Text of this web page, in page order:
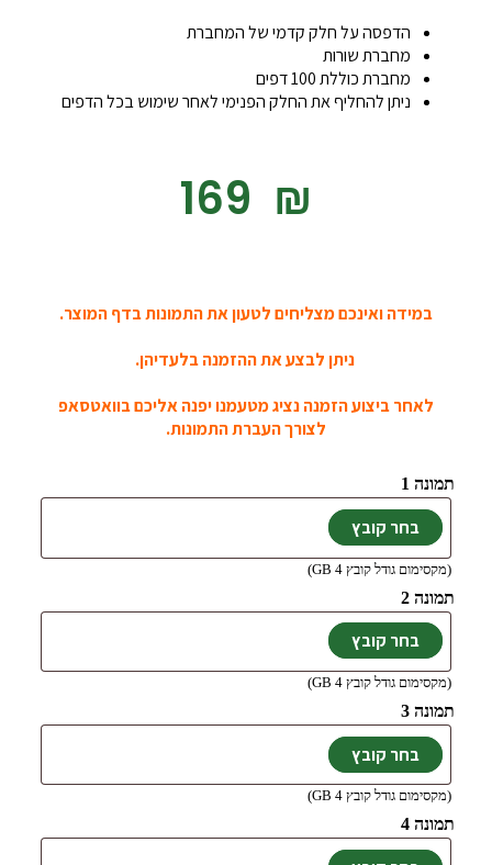
הדפסה על חלק קדמי של המחברת
מחברת שורות
מחברת כוללת 100 דפים
ניתן להחליף את החלק הפנימי לאחר שימוש בכל הדפים
‎169 ₪
במידה ואינכם מצליחים לטעון את התמונות בדף המוצר.
ניתן לבצע את ההזמנה בלעדיהן.
לאחר ביצוע הזמנה נציג מטעמנו יפנה אליכם בוואטסאפ
לצורך העברת התמונות.
תמונה 1
(מקסימום גודל קובץ 4 GB)
תמונה 2
(מקסימום גודל קובץ 4 GB)
תמונה 3
(מקסימום גודל קובץ 4 GB)
תמונה 4